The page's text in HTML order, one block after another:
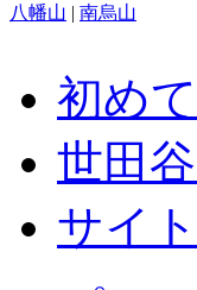
八幡山 | 南烏山
初め
世田
サイ